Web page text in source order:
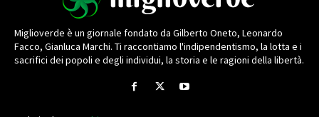
Miglioverde è un giornale fondato da Gilberto Oneto, Leonardo
Facco, Gianluca Marchi. Ti raccontiamo l'indipendentismo, la lotta e i
sacrifici dei popoli e degli individui, la storia e le ragioni della libertà.